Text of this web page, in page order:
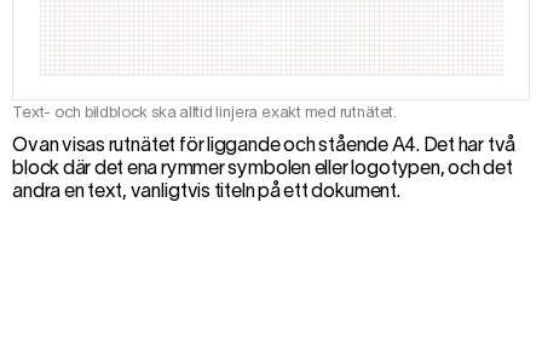
Text- och bildblock ska alltid linjera exakt med rutnätet.
Ovan visas rutnätet för liggande och stående A4. Det har två
block där det ena rymmer symbolen eller logotypen, och det
andra en text, vanligtvis titeln på ett dokument.